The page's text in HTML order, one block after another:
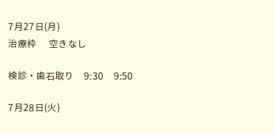
7月27日(月)
治療枠 空きなし
検診・歯石取り 9:30 9:50
7月28日(火)